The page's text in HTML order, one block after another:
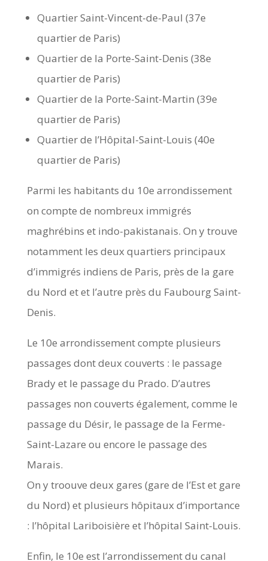
Quartier Saint-Vincent-de-Paul (37e
quartier de Paris)
Quartier de la Porte-Saint-Denis (38e
quartier de Paris)
Quartier de la Porte-Saint-Martin (39e
quartier de Paris)
Quartier de l’Hôpital-Saint-Louis (40e
quartier de Paris)
Parmi les habitants du 10e arrondissement
on compte de nombreux immigrés
maghrébins et indo-pakistanais. On y trouve
notamment les deux quartiers principaux
d’immigrés indiens de Paris, près de la gare
du Nord et et l’autre près du Faubourg Saint-
Denis.
Le 10e arrondissement compte plusieurs
passages dont deux couverts : le passage
Brady et le passage du Prado. D’autres
passages non couverts également, comme le
passage du Désir, le passage de la Ferme-
Saint-Lazare ou encore le passage des
Marais.
On y troouve deux gares (gare de l’Est et gare
du Nord) et plusieurs hôpitaux d’importance
: l’hôpital Lariboisière et l’hôpital Saint-Louis.
Enfin, le 10e est l’arrondissement du canal